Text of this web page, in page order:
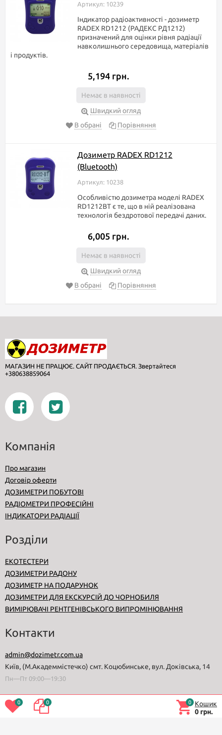
Артикул: 10239
Індикатор радіоактивності - дозиметр
RADEX RD1212 (РАДЕКС РД1212)
призначений для оцінки рівня радіації
навколишнього середовища, матеріалів
і продуктів.
5,194 грн.
Немає в наявності
Швидкий огляд
В обрані
Порівняння
Дозиметр RADEX RD1212
(Bluetooth)
Артикул: 10238
Особливістю дозиметра моделі RADEX
RD1212BT є те, що в ній реалізована
технологія бездротової передачі даних.
6,005 грн.
Немає в наявності
Швидкий огляд
В обрані
Порівняння
МАГАЗИН НЕ ПРАЦЮЄ. САЙТ ПРОДАЄТЬСЯ. Звертайтеся
+380638859064
Компанія
Про магазин
Договір оферти
ДОЗИМЕТРИ ПОБУТОВІ
РАДІОМЕТРИ ПРОФЕСІЙНІ
ІНДИКАТОРИ РАДІАЦІЇ
Розділи
ЕКОТЕСТЕРИ
ДОЗИМЕТРИ РАДОНУ
ДОЗИМЕТР НА ПОДАРУНОК
ДОЗИМЕТРИ ДЛЯ ЕКСКУРСІЙ ДО ЧОРНОБИЛЯ
ВИМІРЮВАЧІ РЕНТГЕНІВСЬКОГО ВИПРОМІНЮВАННЯ
Контакти
admin@dozimetr.com.ua
Київ, (М.Академмістечко) смт. Коцюбинське, вул. Доківська, 14
Пн—Пт 09:00—19:30
0 0 0
Кошик
0 грн.